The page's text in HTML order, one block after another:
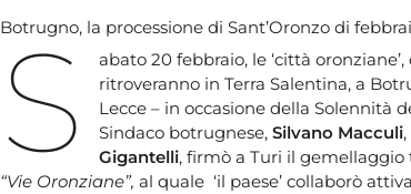
Botrugno, la processione di Sant’Oronzo di
S
abato 20 febbraio, le ‘città
ritroveranno in Terra Salentina, a
Lecce – in occasione della Solennità
Sindaco botrugnese, Silvano Macculi,
Gigantelli, firmò a Turi il gemellaggio
“Vie Oronziane”, al quale ‘il paese’ collaborò